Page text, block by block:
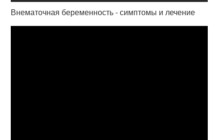
Внематочная беременность - симптомы и лечение